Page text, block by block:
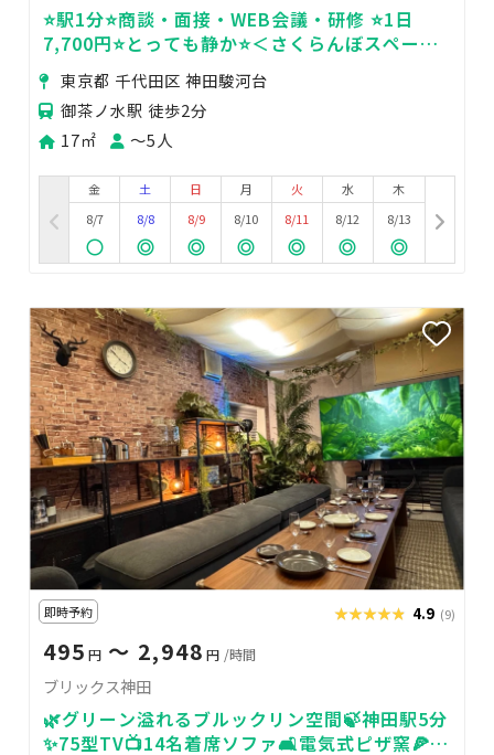
⭐️駅1分⭐️商談・面接・WEB会議・研修 ⭐️1日
7,700円⭐️とっても静か⭐️＜さくらんぼスペース
＞ 東京都 千代田区 神田駿河台
御茶ノ水駅 徒歩2分
17㎡
〜5人
金
8/7
土
8/8
日
8/9
月
8/10
火
8/11
水
8/12
木
8/13
即時予約 ★★★★★
★★★★★ 4.9 (9)
495 円 〜 2,948 円 /時間
ブリックス神田
🌿グリーン溢れるブルックリン空間🍃神田駅5分
✨75型TV📺14名着席ソファ🛋️電気式ピザ窯🍕パ